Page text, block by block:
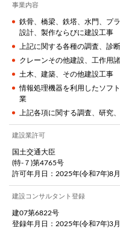
事業内容
鉄骨、橋梁、鉄塔、水門、プ
設計、製作ならびに建設工事
上記に関する各種の調査、診
クレーンその他建設、工作用
土木、建築、その他建設工事
情報処理機器を利用したソフ
業
上記各項に関する調査、研究
建設業許可
国土交通大臣
(特-７)第4765号
許可年月日：2025年(令和7年)8
建設コンサルタント登録
建07第6822号
登録年月日：2025年(令和7年)3